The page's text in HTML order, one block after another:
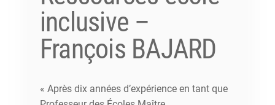
inclusive –
François BAJARD
« Après dix années d’expérience en tant que